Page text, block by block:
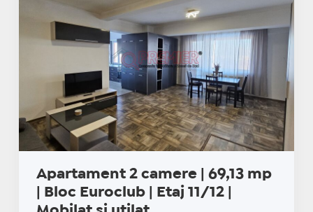
Apartament 2 camere | 69,13 mp
| Bloc Euroclub | Etaj 11/12 |